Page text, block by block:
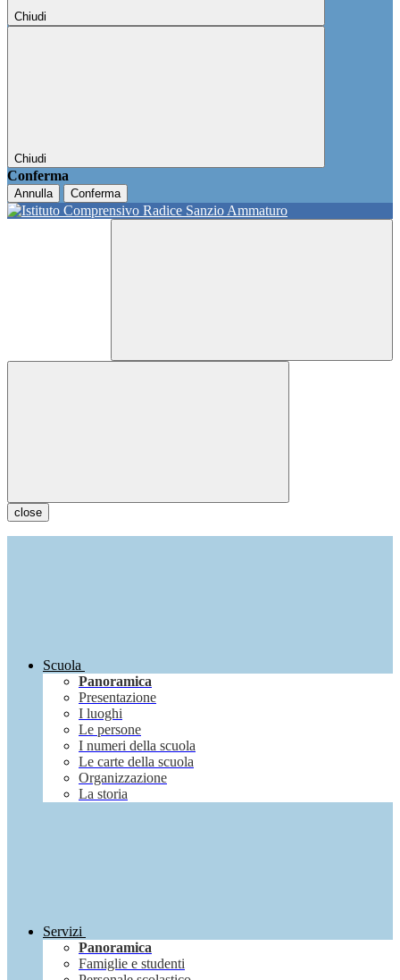
Chiudi
Chiudi
Conferma
Annulla Conferma
close
Scuola
Panoramica
Presentazione
I luoghi
Le persone
I numeri della scuola
Le carte della scuola
Organizzazione
La storia
Servizi
Panoramica
Famiglie e studenti